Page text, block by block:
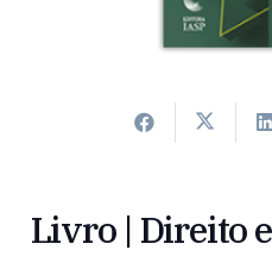
Livro | Direito